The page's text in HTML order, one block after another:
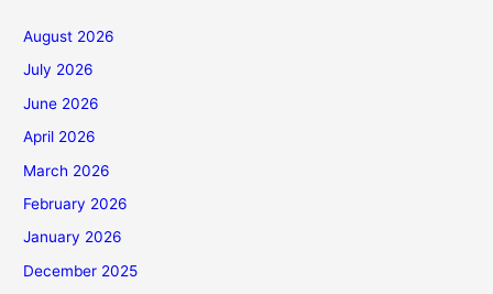
August 2026
July 2026
June 2026
April 2026
March 2026
February 2026
January 2026
December 2025